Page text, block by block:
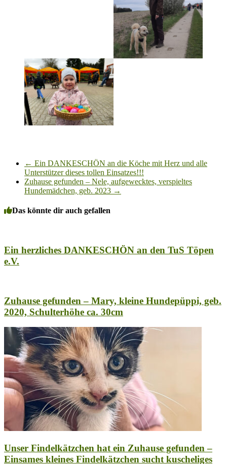
← Ein DANKESCHÖN an die Köche mit Herz und alle
Unterstützer dieses tollen Einsatzes!!!
Zuhause gefunden – Nele, aufgewecktes, verspieltes
Hundemädchen, geb. 2023 →
Das könnte dir auch gefallen
Ein herzliches DANKESCHÖN an den TuS Töpen
e.V.
Zuhause gefunden – Mary, kleine Hundepüppi, geb.
2020, Schulterhöhe ca. 30cm
Unser Findelkätzchen hat ein Zuhause gefunden –
Einsames kleines Findelkätzchen sucht kuscheliges